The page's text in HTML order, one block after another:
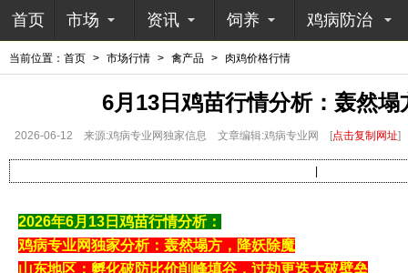
首页 市场 资讯 饲养 鸡病防治
当前位置： 首页 > 市场行情 > 禽产品 > 肉鸡价格行情
6月13日鸡苗行情分析：轰然塌
2026-06-12 来源:鸡病专业网独家信息 文章编辑:鸡病专业网 [点击复制网址]
2026年6月13日鸡苗行情分析：
鸡病专业网独家分析：轰然塌方，降妖除魔
山东地区：孵化破防比价削峰填谷，过劫更迭大破壁垒